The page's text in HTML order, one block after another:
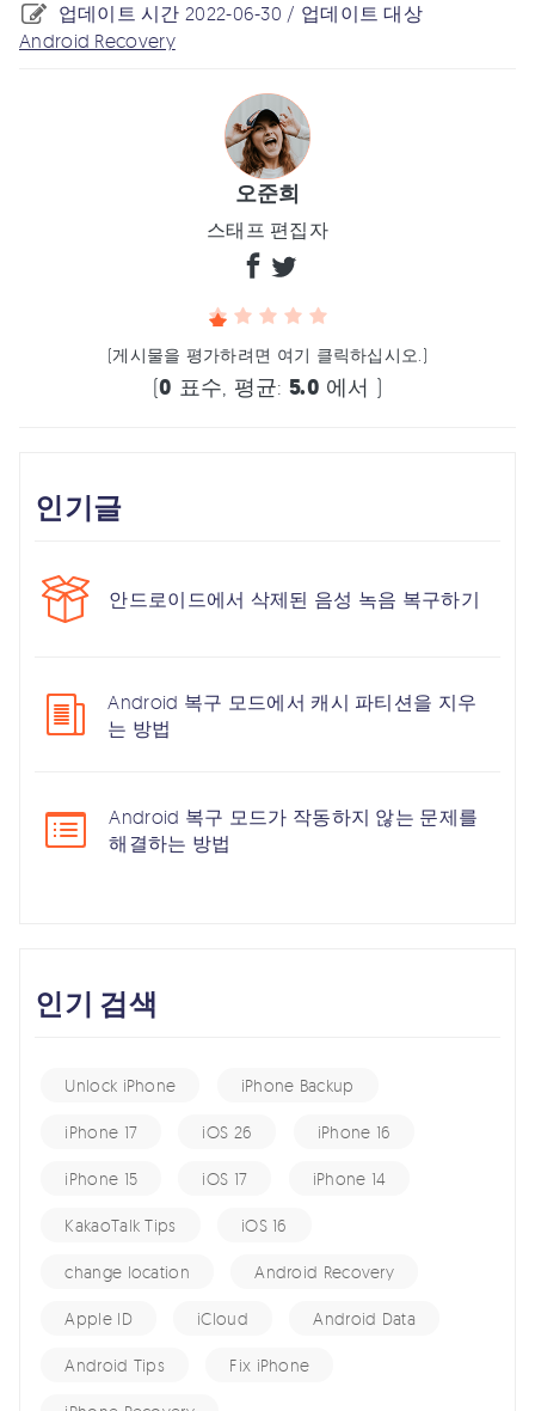
업데이트 시간 2022-06-30 / 업데이트 대상
Android Recovery
오준희
스태프 편집자
(게시물을 평가하려면 여기 클릭하십시오.)
(0 표수, 평균: 5.0 에서 )
인기글
안드로이드에서 삭제된 음성 녹음 복구하기
Android 복구 모드에서 캐시 파티션을 지우
는 방법
Android 복구 모드가 작동하지 않는 문제를
해결하는 방법
인기 검색
Unlock iPhone iPhone Backup
iPhone 17 iOS 26 iPhone 16
iPhone 15 iOS 17 iPhone 14
KakaoTalk Tips iOS 16
change location Android Recovery
Apple ID iCloud Android Data
Android Tips Fix iPhone